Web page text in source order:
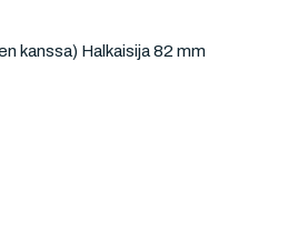
kanssa) Halkaisija 82 mm